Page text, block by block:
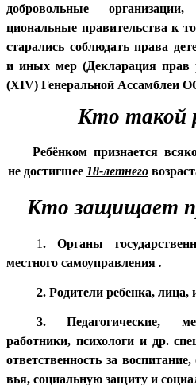
добровольные
циональные правительства к
старались соблюдать права
и иных мер (Декларация прав
(XIV) Генеральной Ассамблеи
Кто такой
Ребёнком признается
не достигшее 18-летнего
Кто защищает
1. Органы
местного самоуправления .
2. Родители ребенка,
3. Педагогические,
работники, психологи и др.
ответственность за
вья, социальную защиту и